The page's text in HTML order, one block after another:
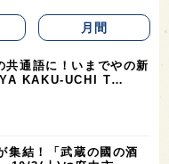
月間
共通語に！いまでやの新
KAKU-UCHI T…
集結！「武蔵の國の酒